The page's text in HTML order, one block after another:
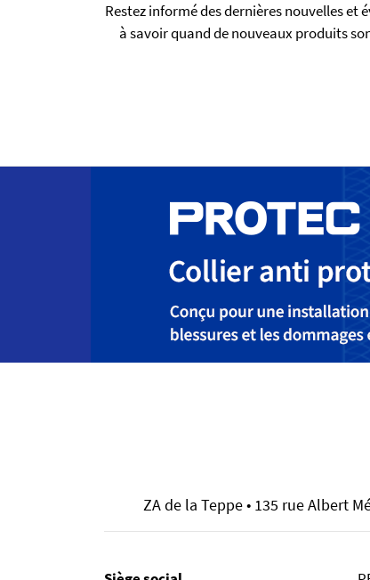
Restez informé des dernières nouvelles et
à savoir quand de nouveaux produits
ZA de la Teppe • 135 rue Albert